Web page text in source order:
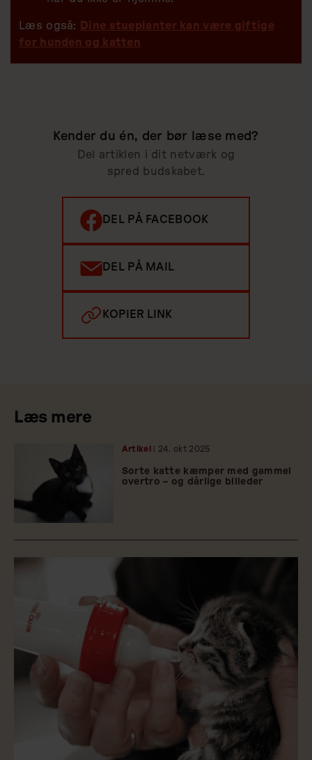
Læs også:
Dine stueplanter kan være giftige
for hunden og katten
Kender du én, der bør læse med?
Del artiklen i dit netværk og
spred budskabet.
DEL PÅ FACEBOOK
DEL PÅ MAIL
KOPIER LINK
Læs mere
Artikel | 24. okt 2025
Sorte katte kæmper med gammel
overtro – og dårlige billeder